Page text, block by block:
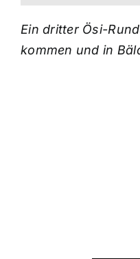
Ein dritter Ösi-
kommen und in